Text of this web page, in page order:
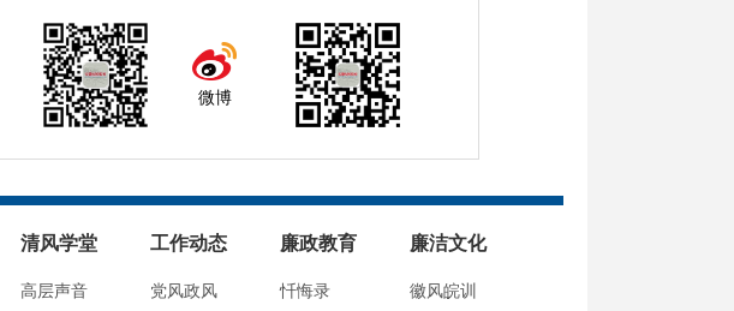
微博
清风学堂
高层声音
工作动态
党风政风
廉政教育
忏悔录
廉洁文化
徽风皖训